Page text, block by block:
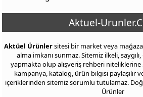
Aktuel-
Aktüel Ürünlersitesi bir market veya mağaza
alma imkanı sunmaz. Sitemiz ilkeli,
yapmakta olup alışveriş rehberi
kampanya, katalog, ürün bilgisi paylaşılır
içeriklerinden sitemiz sorumlu tutulamaz.
Ürünler